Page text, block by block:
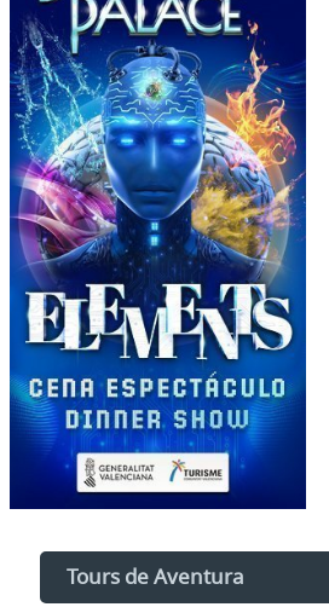
Tours de Aventura